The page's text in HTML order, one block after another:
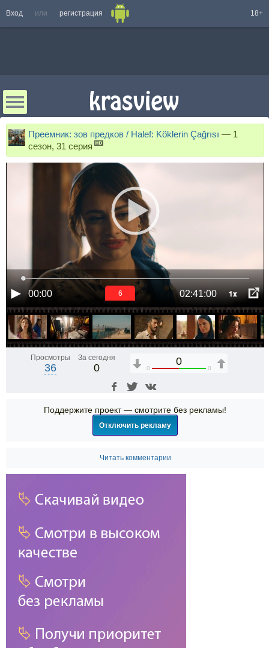
Вход или регистрация 18+
Преемник: зов предков / Halef: Köklerin Çağrısı — 1
сезон, 31 серия
00:00 02:41:00 1x
6
Просмотры
36
За сегодня
0
0
0 0
Поддержите проект — смотрите без рекламы!
Отключить рекламу
Читать комментарии